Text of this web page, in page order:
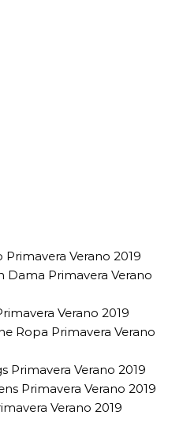
Verano 2019
Dama Primavera Verano
Verano 2019
Ropa Primavera Verano
Primavera Verano 2019
Primavera Verano 2019
Verano 2019